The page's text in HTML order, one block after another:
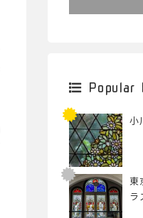
Popular
小
東
ラ